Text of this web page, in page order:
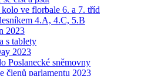
ve florbale 6. a 7. tříd
4.A, 4.C, 5.B
2023
s tablety
2023
Poslanecké sněmovny
členů parlamentu 2023